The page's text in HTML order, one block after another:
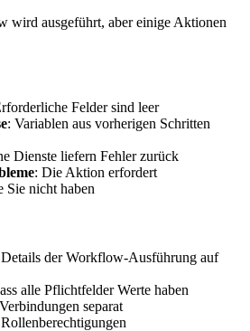
wird ausgeführt, aber einige Aktionen
Felder sind leer
: Variablen aus vorherigen Schritten
Dienste liefern Fehler zurück
: Die Aktion erfordert
Sie nicht haben
der Workflow-Ausführung auf
alle Pflichtfelder Werte haben
separat